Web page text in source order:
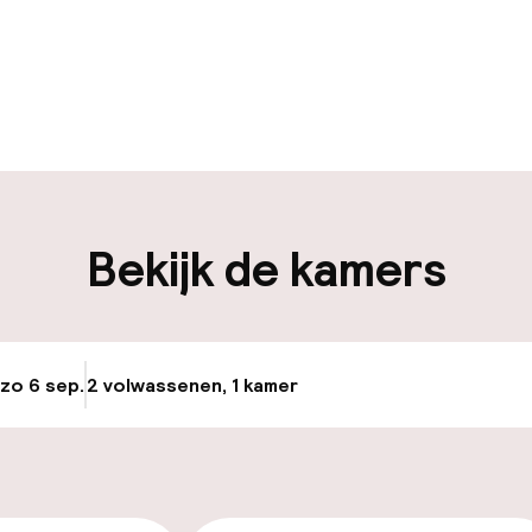
op eigen
Fietsenstalling
Bekijk de kamers
6 sep.2 volwassenen, 1 kamer